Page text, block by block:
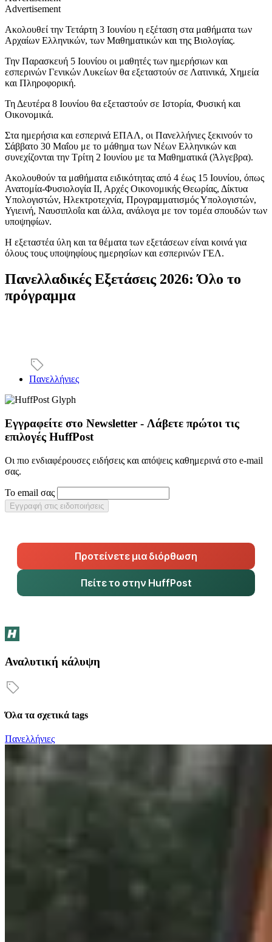
Advertisement
Ακολουθεί την Τετάρτη 3 Ιουνίου η εξέταση στα μαθήματα των
Αρχαίων Ελληνικών, των Μαθηματικών και της Βιολογίας.
Την Παρασκευή 5 Ιουνίου οι μαθητές των ημερήσιων και
εσπερινών Γενικών Λυκείων θα εξεταστούν σε Λατινικά, Χημεία
και Πληροφορική.
Τη Δευτέρα 8 Ιουνίου θα εξεταστούν σε Ιστορία, Φυσική και
Οικονομικά.
Στα ημερήσια και εσπερινά ΕΠΑΛ, οι Πανελλήνιες ξεκινούν το
Σάββατο 30 Μαΐου με το μάθημα των Νέων Ελληνικών και
συνεχίζονται την Τρίτη 2 Ιουνίου με τα Μαθηματικά (Άλγεβρα).
Ακολουθούν τα μαθήματα ειδικότητας από 4 έως 15 Ιουνίου, όπως
Ανατομία-Φυσιολογία ΙΙ, Αρχές Οικονομικής Θεωρίας, Δίκτυα
Υπολογιστών, Ηλεκτροτεχνία, Προγραμματισμός Υπολογιστών,
Υγιεινή, Ναυσιπλοΐα και άλλα, ανάλογα με τον τομέα σπουδών των
υποψηφίων.
Η εξεταστέα ύλη και τα θέματα των εξετάσεων είναι κοινά για
όλους τους υποψηφίους ημερησίων και εσπερινών ΓΕΛ.
Πανελλαδικές Εξετάσεις 2026: Όλο το
πρόγραμμα
Πανελλήνιες
Εγγραφείτε στο Newsletter - Λάβετε πρώτοι τις
επιλογές HuffPost
Οι πιο ενδιαφέρουσες ειδήσεις και απόψεις καθημερινά στο e-mail
σας.
Το email σας
Εγγραφή στις ειδοποιήσεις
Προτείνετε μια διόρθωση
Πείτε το στην HuffPost
Αναλυτική κάλυψη
Όλα τα σχετικά tags
Πανελλήνιες